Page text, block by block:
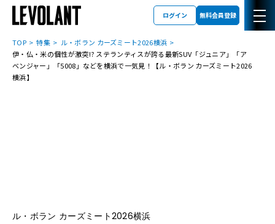
ログイン 無料会員登録
TOP 特集
ル・ボラン カーズミート2026横浜
伊・仏・米の個性が激突!? ステランティスが誇る最新SUV「ジュニア」「ア
ベンジャー」「5008」などを横浜で一気見！【ル・ボラン カーズミート2026
横浜】
ル・ボラン カーズミート2026横浜